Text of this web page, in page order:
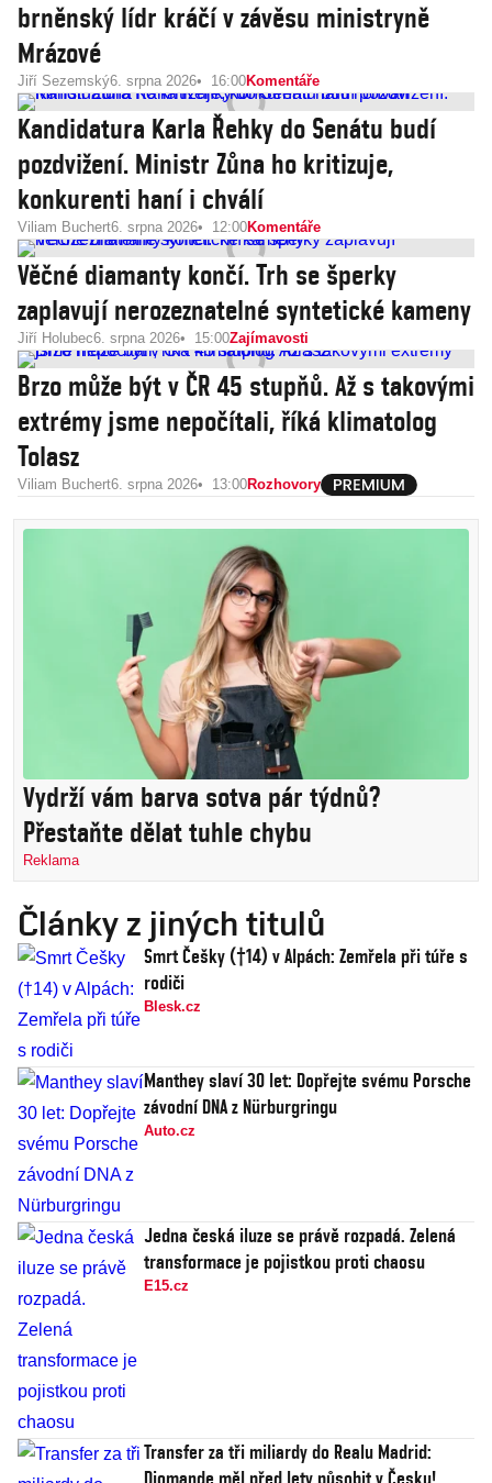
brněnský lídr kráčí v závěsu ministryně
Mrázové
Jiří Sezemský6. srpna 2026 16:00Komentáře
Kandidatura Karla Řehky do Senátu budí
pozdvižení. Ministr Zůna ho kritizuje,
konkurenti haní i chválí
Viliam Buchert6. srpna 2026 12:00Komentáře
Věčné diamanty končí. Trh se šperky
zaplavují nerozeznatelné syntetické kameny
Jiří Holubec6. srpna 2026 15:00Zajímavosti
Brzo může být v ČR 45 stupňů. Až s takovými
extrémy jsme nepočítali, říká klimatolog
Tolasz
Viliam Buchert6. srpna 2026 13:00Rozhovory
Vydrží vám barva sotva pár týdnů?
Přestaňte dělat tuhle chybu
Reklama
Články z jiných titulů
Smrt Češky (†14) v Alpách: Zemřela při túře s
rodiči
Blesk.cz
Manthey slaví 30 let: Dopřejte svému Porsche
závodní DNA z Nürburgringu
Auto.cz
Jedna česká iluze se právě rozpadá. Zelená
transformace je pojistkou proti chaosu
E15.cz
Transfer za tři miliardy do Realu Madrid: